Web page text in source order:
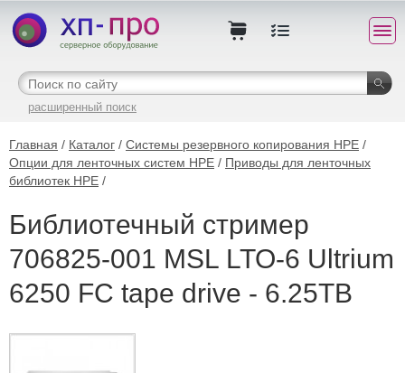
расширенный поиск
Главная / Каталог / Системы резервного копирования HPE /
Опции для ленточных систем HPE / Приводы для ленточных
библиотек HPE /
Библиотечный стример
706825-001 MSL LTO-6 Ultrium
6250 FC tape drive - 6.25TB